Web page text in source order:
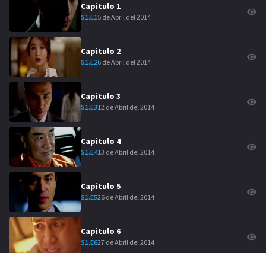
Capitulo 1
S1.E15 de Abril del 2014
Capitulo 2
S1.E26 de Abril del 2014
Capitulo 3
S1.E312 de Abril del 2014
Capitulo 4
S1.E413 de Abril del 2014
Capitulo 5
S1.E526 de Abril del 2014
Capitulo 6
S1.E627 de Abril del 2014